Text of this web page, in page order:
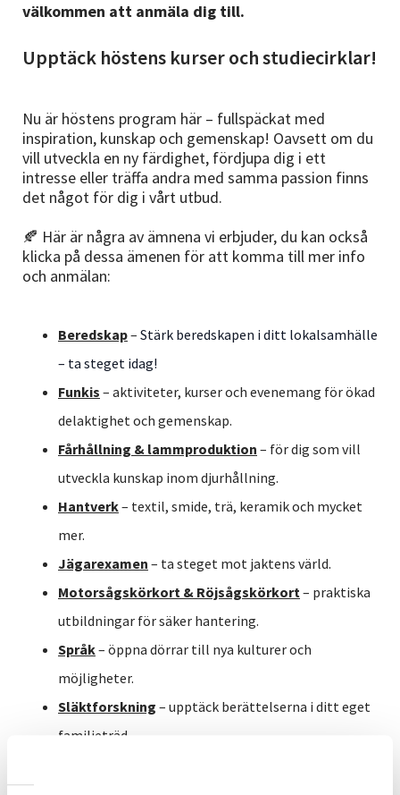
välkommen att anmäla dig till.
Upptäck höstens kurser och studiecirklar!
Nu är höstens program här – fullspäckat med
inspiration, kunskap och gemenskap! Oavsett om du
vill utveckla en ny färdighet, fördjupa dig i ett
intresse eller träffa andra med samma passion finns
det något för dig i vårt utbud.
🍂 Här är några av ämnena vi erbjuder, du kan också
klicka på dessa ämenen för att komma till mer info
och anmälan:
Beredskap– Stärk beredskapen i ditt lokalsamhälle
– ta steget idag!
Funkis – aktiviteter, kurser och evenemang för ökad
delaktighet och gemenskap.
Fårhållning & lammproduktion – för dig som vill
utveckla kunskap inom djurhållning.
Hantverk– textil, smide, trä, keramik och mycket
mer.
Jägarexamen – ta steget mot jaktens värld.
Motorsågskörkort & Röjsågskörkort– praktiska
utbildningar för säker hantering.
Språk– öppna dörrar till nya kulturer och
möjligheter.
Släktforskning – upptäck berättelserna i ditt eget
familjeträd.